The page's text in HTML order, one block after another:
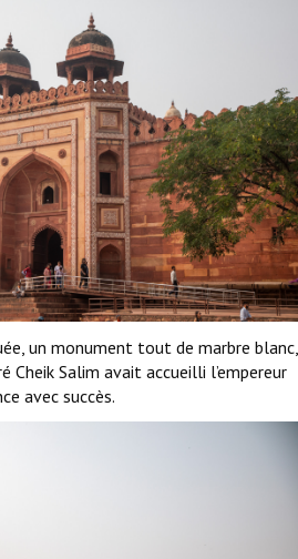
un monument tout de marbre blanc,
Cheik Salim avait accueilli l’empereur
avec succès.